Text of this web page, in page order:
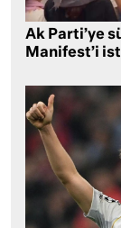
Ak Parti’ye
Manifest’i